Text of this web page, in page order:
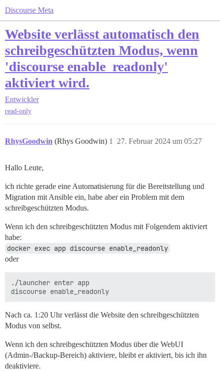
Discourse Meta
Website verlässt automatisch den
schreibgeschützten Modus, wenn
'discourse enable_readonly'
aktiviert wird.
Entwickler
read-only
RhysGoodwin (Rhys Goodwin) 27. Februar 2024 um 05:27
1
Hallo Leute,
ich richte gerade eine Automatisierung für die Bereitstellung und
Migration mit Ansible ein, habe aber ein Problem mit dem
schreibgeschützten Modus.
Wenn ich den schreibgeschützten Modus mit Folgendem aktiviert
habe:
docker exec app discourse enable_readonly
oder
./launcher enter app
Nach ca. 1:20 Uhr verlässt die Website den schreibgeschützten
Modus von selbst.
Wenn ich den schreibgeschützten Modus über die WebUI
(Admin-/Backup-Bereich) aktiviere, bleibt er aktiviert, bis ich ihn
deaktiviere.